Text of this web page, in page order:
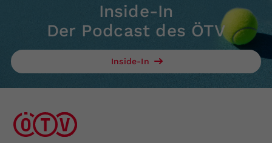
Inside-In
Der Podcast des ÖTV
Inside-In